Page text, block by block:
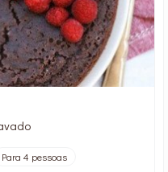
Para 4 pessoas